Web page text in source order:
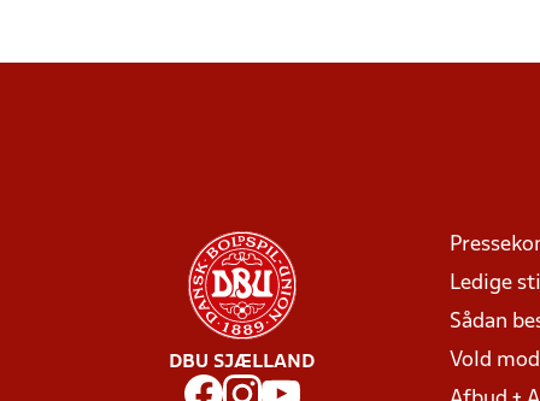
DBU SJÆLLAND
Ledige
Sådan
Vold